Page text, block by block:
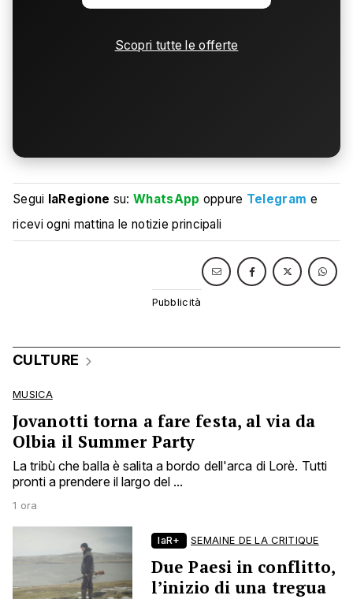
Scopri tutte le offerte
Segui laRegione su:WhatsApp oppure Telegram e
ricevi ogni mattina le notizie principali
CULTURE
MUSICA
Jovanotti torna a fare festa, al via da
Olbia il Summer Party
La tribù che balla è salita a bordo dell'arca di Lorè. Tutti
pronti a prendere il largo del ...
1 ora
laR+ SEMAINE DE LA CRITIQUE
Due Paesi in conflitto,
l’inizio di una tregua